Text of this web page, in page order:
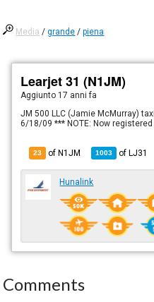
Media /grande /piena
Learjet 31 (N1JM)
Aggiunto 17 anni fa
JM 500 LLC (Jamie McMurray)
6/18/09 *** NOTE: Now
23 of N1JM 1003 ofLJ31
Hunalink
Comments